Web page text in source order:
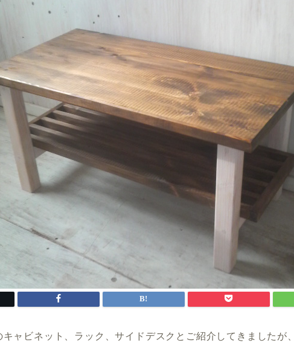
キャビネット、ラック、サイドデスクとご紹介してきましたが